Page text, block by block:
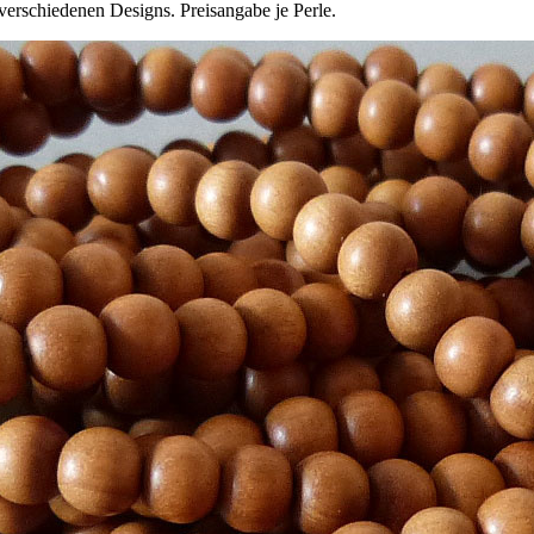
Designs. Preisangabe je Perle.